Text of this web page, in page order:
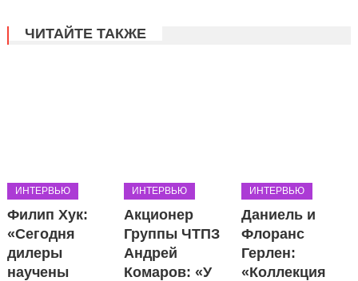
ЧИТАЙТЕ ТАКЖЕ
ИНТЕРВЬЮ
Филип Хук:
«Сегодня
дилеры
научены
ИНТЕРВЬЮ
Акционер
Группы ЧТПЗ
Андрей
Комаров: «У
ИНТЕРВЬЮ
Даниель и
Флоранс
Герлен:
«Коллекция